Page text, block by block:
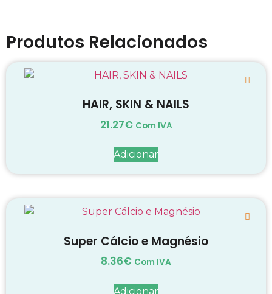
Produtos Relacionados
HAIR, SKIN & NAILS
21.27€ Com IVA
Adicionar
Super Cálcio e Magnésio
8.36€ Com IVA
Adicionar